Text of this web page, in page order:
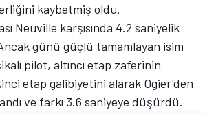
kaybetmiş oldu.
Neuville karşısında 4.2 saniyelik
günü güçlü tamamlayan isim
pilot, altıncı etap zaferinin
etap galibiyetini alarak Ogier'den
ve farkı 3.6 saniyeye düşürdü.